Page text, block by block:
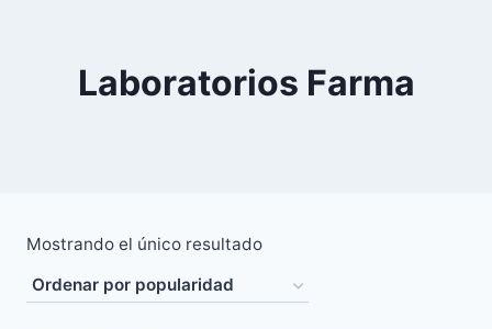
Laboratorios Farma
Mostrando el único resultado